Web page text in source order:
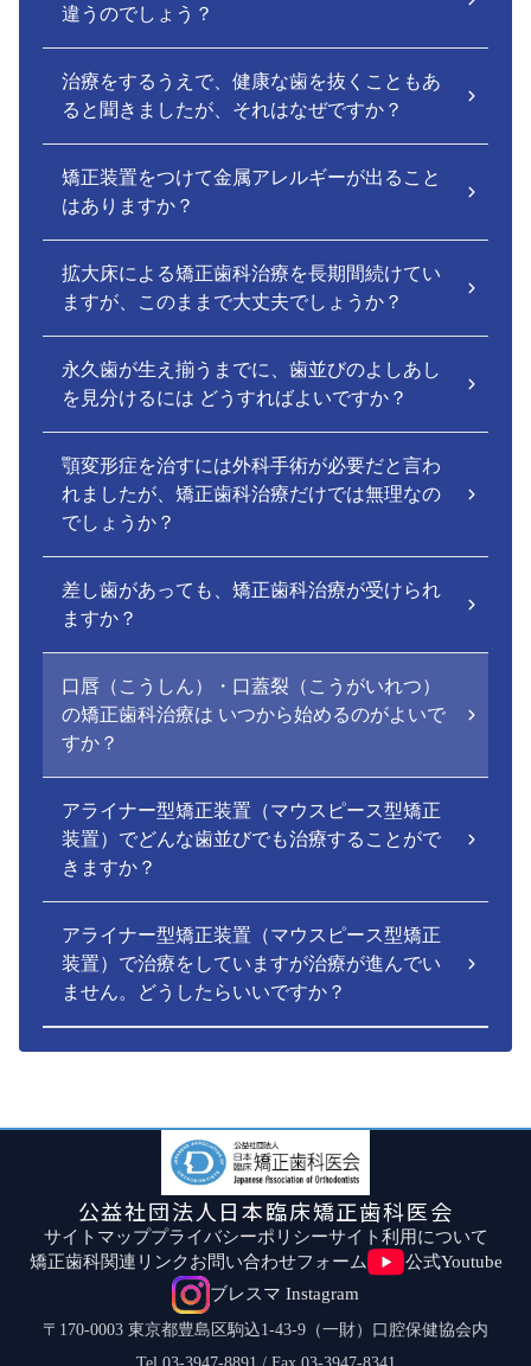
違うのでしょう？
治療をするうえで、健康な歯を抜くこともあ
ると聞きましたが、それはなぜですか？
矯正装置をつけて金属アレルギーが出ること
はありますか？
拡大床による矯正歯科治療を長期間続けてい
ますが、このままで大丈夫でしょうか？
永久歯が生え揃うまでに、歯並びのよしあし
を見分けるには どうすればよいですか？
顎変形症を治すには外科手術が必要だと言わ
れましたが、矯正歯科治療だけでは無理なの
でしょうか？
差し歯があっても、矯正歯科治療が受けられ
ますか？
口唇（こうしん）・口蓋裂（こうがいれつ）
の矯正歯科治療は いつから始めるのがよいで
すか？
アライナー型矯正装置（マウスピース型矯正
装置）でどんな歯並びでも治療することがで
きますか？
アライナー型矯正装置（マウスピース型矯正
装置）で治療をしていますが治療が進んでい
ません。どうしたらいいですか？
公益社団法人日本臨床矯正歯科医会
サイトマッププライバシーポリシーサイト利用について
矯正歯科関連リンクお問い合わせフォーム
公式Youtube
ブレスマ Instagram
〒170-0003 東京都豊島区駒込1-43-9（一財）口腔保健協会内